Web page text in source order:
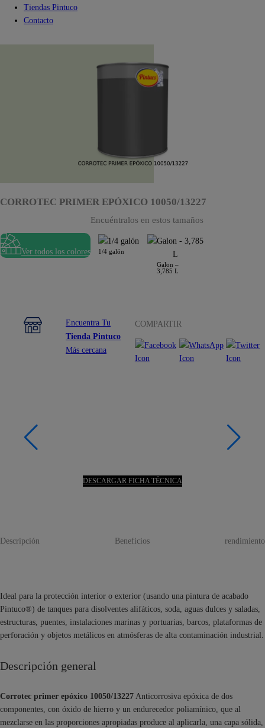
Tiendas Pintuco
Contacto
CORROTEC PRIMER EPÓXICO 10050/13227
Ver todos los colores
Encuéntralos en estos tamaños
1/4 galón
Galon –
3,785 L
Encuentra Tu
Tienda Pintuco
Más cercana
COMPARTIR
DESCARGAR FICHA TÉCNICA
Descripción Beneficios rendimiento
Ideal para la protección interior o exterior (usando una pintura de acabado
Pintuco®) de tanques para disolventes alifáticos, soda, aguas dulces y saladas,
estructuras, puentes, instalaciones marinas y portuarias, barcos, plataformas de
perforación y objetos metálicos en atmósferas de alta contaminación industrial.
Descripción general
Corrotec primer epóxico 10050/13227Anticorrosiva epóxica de dos
componentes, con óxido de hierro y un endurecedor poliamínico, que al
mezclarse en las proporciones apropiadas produce al aplicarla, una capa sólida,